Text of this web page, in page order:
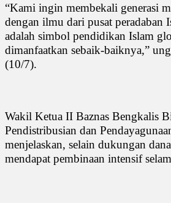
“Kami ingin membekali generasi
dengan ilmu dari pusat peradaban
adalah simbol pendidikan Islam
dimanfaatkan sebaik-baiknya,”
(10/7).
Wakil Ketua II Baznas Bengkalis
Pendistribusian dan
menjelaskan, selain dukungan
mendapat pembinaan intensif